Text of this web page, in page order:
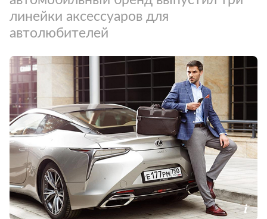
линейки аксессуаров для
автолюбителей